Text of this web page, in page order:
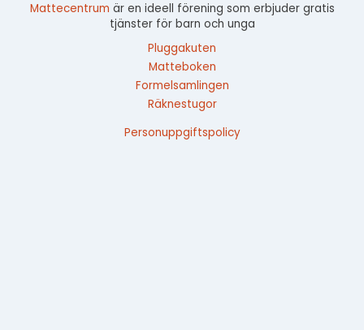
Mattecentrum är en ideell förening som erbjuder gratis
tjänster för barn och unga
Pluggakuten
Matteboken
Formelsamlingen
Räknestugor
Personuppgiftspolicy